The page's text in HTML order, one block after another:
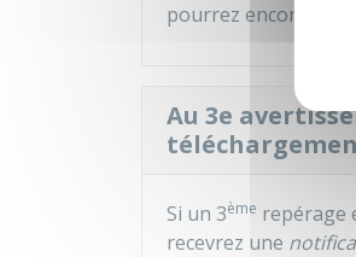
pourrez encore
Au 3e
Si un 3ème repérage
recevrez une